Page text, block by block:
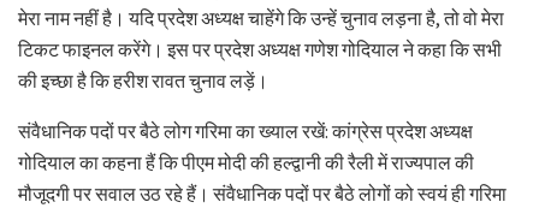
मेरा नाम नहीं है। यदि प्रदेश अध्यक्ष चाहेंगे कि उन्हें चुनाव लड़ना है, तो वो मेरा
टिकट फाइनल करेंगे। इस पर प्रदेश अध्यक्ष गणेश गोदियाल ने कहा कि सभी
की इच्छा है कि हरीश रावत चुनाव लड़ें।
संवैधानिक पदों पर बैठे लोग गरिमा का ख्याल रखें: कांग्रेस प्रदेश अध्यक्ष
गोदियाल का कहना हैं कि पीएम मोदी की हल्द्वानी की रैली में राज्यपाल की
मौजूदगी पर सवाल उठ रहे हैं। संवैधानिक पदों पर बैठे लोगों को स्वयं ही गरिमा